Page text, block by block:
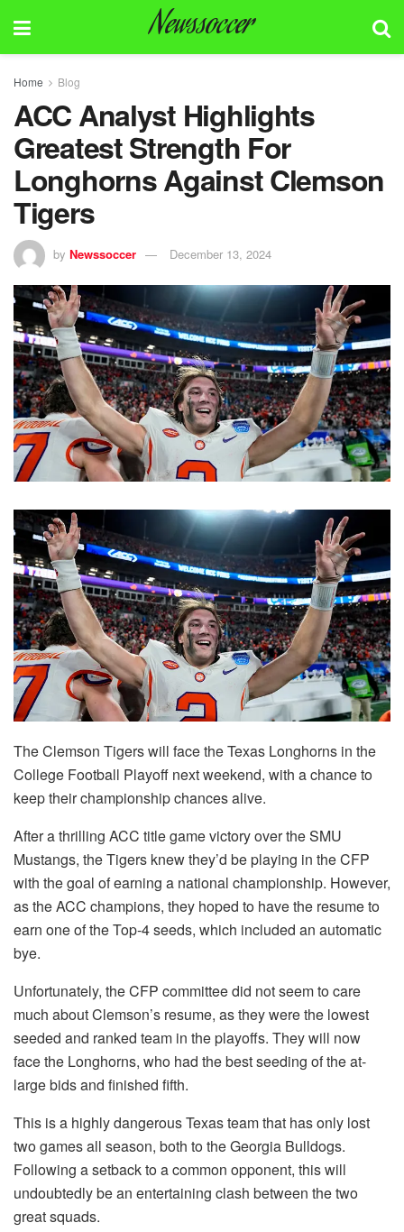
Newssoccer
Home Blog
ACC Analyst Highlights
Greatest Strength For
Longhorns Against Clemson
Tigers
by Newssoccer December 13, 2024
The Clemson Tigers will face the Texas Longhorns in the
College Football Playoff next weekend, with a chance to
keep their championship chances alive.
After a thrilling ACC title game victory over the SMU
Mustangs, the Tigers knew they’d be playing in the CFP
with the goal of earning a national championship. However,
as the ACC champions, they hoped to have the resume to
earn one of the Top-4 seeds, which included an automatic
bye.
Unfortunately, the CFP committee did not seem to care
much about Clemson’s resume, as they were the lowest
seeded and ranked team in the playoffs. They will now
face the Longhorns, who had the best seeding of the at-
large bids and finished fifth.
This is a highly dangerous Texas team that has only lost
two games all season, both to the Georgia Bulldogs.
Following a setback to a common opponent, this will
undoubtedly be an entertaining clash between the two
great squads.